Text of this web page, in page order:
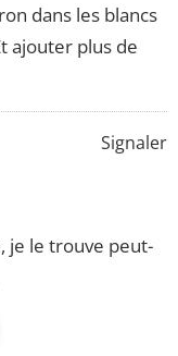
dans les blancs
ajouter plus de
Signaler
je le trouve peut-